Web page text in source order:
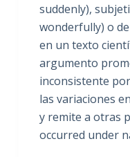
suddenly),
wonderfully) o
en un texto
argumento
inconsistente
las variaciones
y remite a otras
occurred under